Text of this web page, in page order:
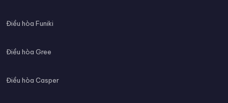
Điều hòa Funiki
Điều hòa Gree
Điều hòa Casper